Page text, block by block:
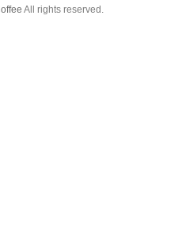
All rights reserved.